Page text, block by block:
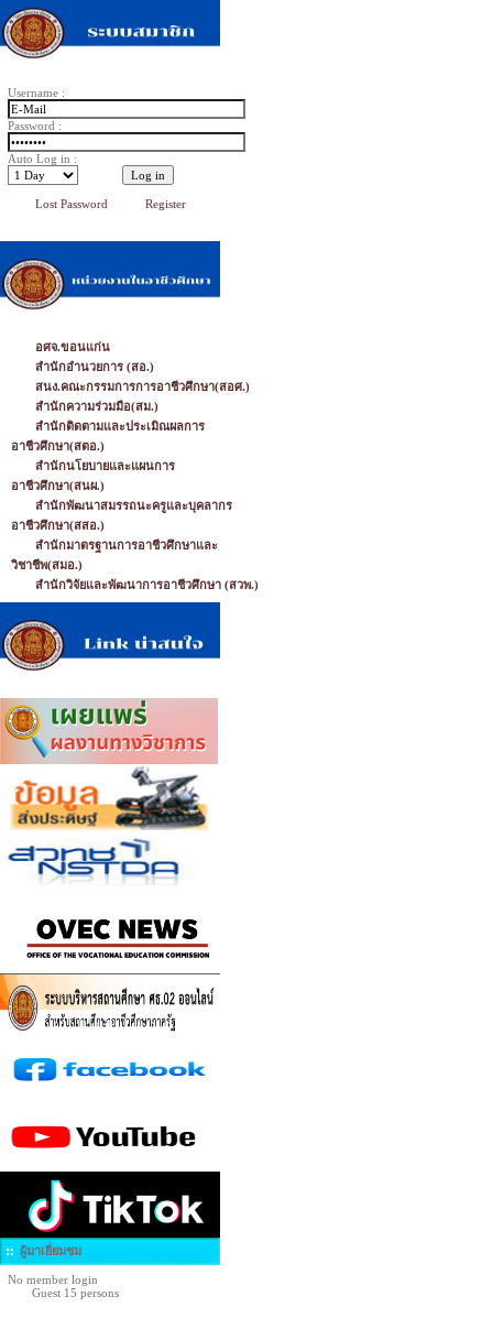
Username :
Password :
Auto Log in :
Lost Password Register
อศจ.ขอนแก่น
สำนักอำนวยการ (สอ.)
สนง.คณะกรรมการการอาชีวศึกษา(สอศ.)
สำนักความร่วมมือ(สม.)
สำนักติดตามและประเมิณผลการ
อาชีวศึกษา(สตอ.)
สำนักนโยบายและแผนการ
อาชีวศึกษา(สนผ.)
สำนักพัฒนาสมรรถนะครูและบุคลากร
อาชีวศึกษา(สสอ.)
สำนักมาตรฐานการอาชีวศึกษาและ
วิชาชีพ(สมอ.)
สำนักวิจัยและพัฒนาการอาชีวศึกษา (สวพ.)
ผู้มาเยี่ยมชม
No member login
Guest 15 persons